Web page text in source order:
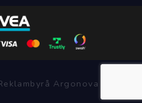
Argonova Systems